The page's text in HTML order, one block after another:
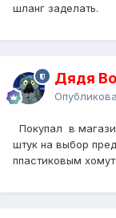
шланг заделать.
Дядя
Покупал в
штук на выбор
ппастиковым